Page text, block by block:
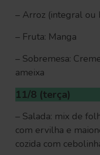
– Arroz (integral ou
– Fruta: Manga
– Sobremesa:
ameixa
11/8 (terça)
– Salada: mix de
com ervilha e
cozida com